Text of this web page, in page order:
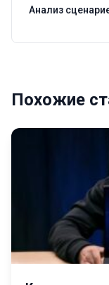
Анализ
Похожие